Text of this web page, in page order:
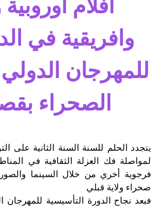
أفلام
وافريقية في
للمهرجان
الصحراء
يتجدد الحلم للسنة السنة الثانية على
لمواصلة فك العزلة الثقافية في
فرجوية أخري من خلال السينما
صحراء ولاية قبلي
فبعد نجاح الدورة التأسيسية للمهرجان